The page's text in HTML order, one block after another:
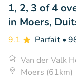
1, 2, 3 of 4
in Moers,
9.1 Parfait •
Van der Valk
Moers (61km)